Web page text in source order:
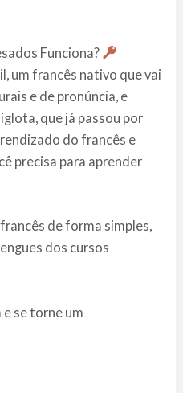
Funciona?
um francês nativo que vai
e de pronúncia, e
que já passou por
do francês e
precisa para aprender
de forma simples,
dos cursos
e se torne um